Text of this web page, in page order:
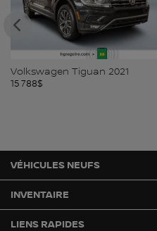
Volkswagen Tiguan 2021
15 788$
VÉHICULES NEUFS
INVENTAIRE
LIENS RAPIDES